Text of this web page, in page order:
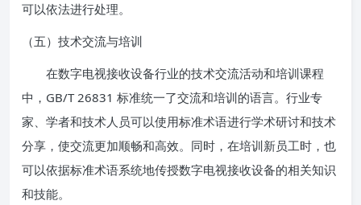
可以依法进行处理。
（五）技术交流与培训
在数字电视接收设备行业的技术交流活动和培训课程
中，GB/T 26831 标准统一了交流和培训的语言。行业专
家、学者和技术人员可以使用标准术语进行学术研讨和技术
分享，使交流更加顺畅和高效。同时，在培训新员工时，也
可以依据标准术语系统地传授数字电视接收设备的相关知识
和技能。